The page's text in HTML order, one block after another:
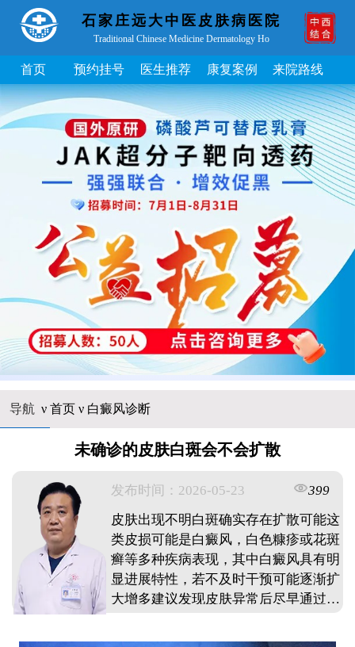
石家庄远大中医皮肤病医院
Traditional Chinese Medicine Dermatology Ho
首页 预约挂号 医生推荐 康复案例 来院路线
导航 ν 首页ν 白癜风诊断
未确诊的皮肤白斑会不会扩散
发布时间：2026-05-23
399
皮肤出现不明白斑确实存在扩散可能这
类皮损可能是白癜风，白色糠疹或花斑
癣等多种疾病表现，其中白癜风具有明
显进展特性，若不及时干预可能逐渐扩
大增多建议发现皮肤异常后尽早通过伍
期识别有助于及时控制病情发展日常生